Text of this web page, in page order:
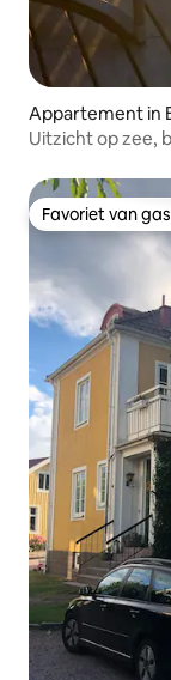
Appartement in
Uitzicht op zee,
Favoriet van
Favoriet van